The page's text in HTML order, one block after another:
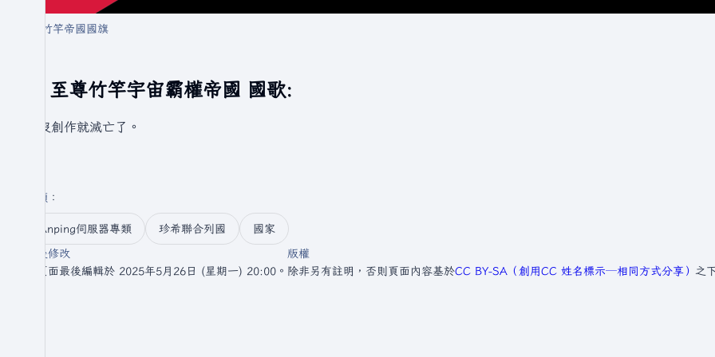
竹竿帝國國旗
至尊竹竿宇宙霸權帝國 國歌:
還沒創作就滅亡了。
分類 ：​
Anping伺服器專類 珍希聯合列國
國家
最後修改
此頁面最後編輯於 2025年5月26日 (星期一) 20:00。
版權
除非另有註明，否則頁面內容基於CC BY-SA（創用CC 姓名標示─相同方式分享） 之